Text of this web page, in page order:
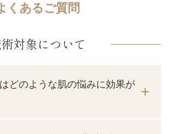
くあるご質問
対象について
どのような肌の悩みに効果が